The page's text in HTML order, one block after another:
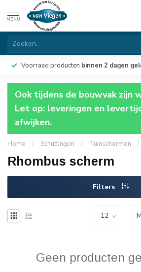
MENU
Voorraad producten binnen 2 dagen
Ook tijdens de bouwvak zijn
Let op: leveringen en
afwijken.
Home / Schuttingen / Tuinschermen /
Rhombus scherm
Filters
Geen producten